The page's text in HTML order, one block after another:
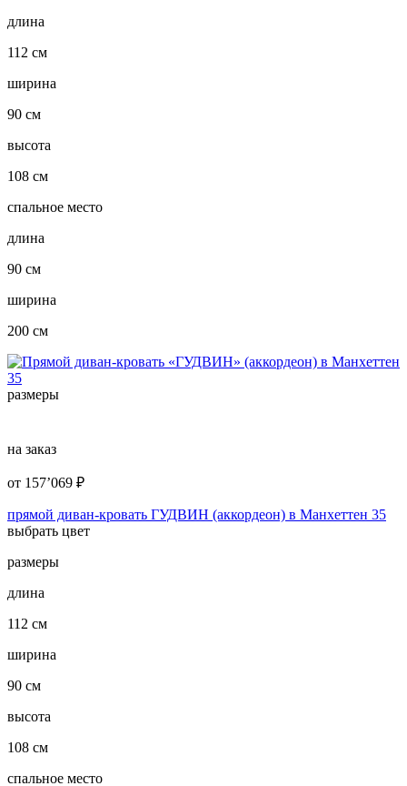
длина
112 см
ширина
90 см
высота
108 см
спальное место
длина
90 см
ширина
200 см
размеры
на заказ
от 157’069 ₽
прямой диван-кровать ГУДВИН (аккордеон) в Манхеттен 35
выбрать цвет
размеры
длина
112 см
ширина
90 см
высота
108 см
спальное место